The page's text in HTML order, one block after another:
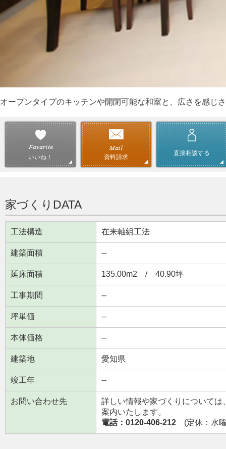
オープンタイプのキッチンや開閉可能な和室と、広さを感じ
いいね！ 資料請求
直接相談する
家づくりDATA
工法構造 在来軸組工法
建築面積 --
延床面積 135.00m2 / 40.90坪
工事期間 --
坪単価 --
本体価格 --
建築地 愛知県
竣工年 --
お問い合わせ先
詳しい情報や家づくりについて
案内いたします。
電話：0120-406-212 (定休：水